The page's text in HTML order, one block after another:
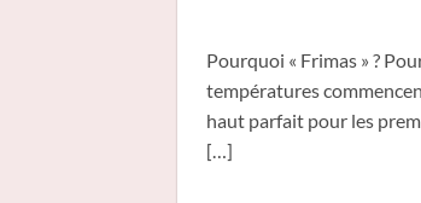
Pourquoi « Frimas » ?
températures
haut parfait pour les
[…]